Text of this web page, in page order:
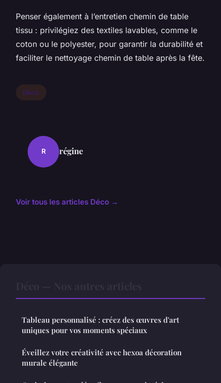
Penser également à l’entretien chemin de table
tissu : privilégiez des textiles lavables, comme le
coton ou le polyester, pour garantir la durabilité et
faciliter le nettoyage chemin de table après la fête.
Déco
R régine
Voir tous les articles Déco →
Tableau personnalisé : créez des œuvres d'art
uniques pour vos moments spéciaux
Éveillez votre créativité avec hexoa décoration
murale élégante